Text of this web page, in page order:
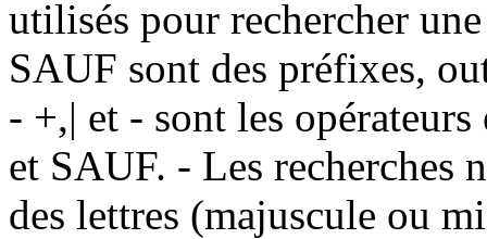
utilisés pour rechercher
SAUF sont des préfixes,
- +,| et - sont les
et SAUF. - Les recherches
des lettres (majuscule ou